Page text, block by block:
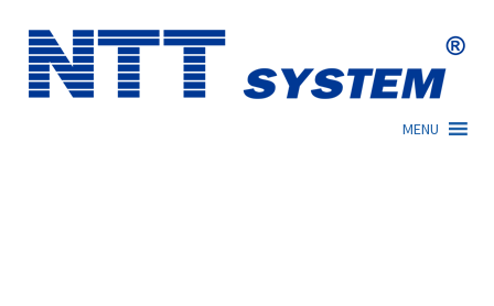
content
MENU